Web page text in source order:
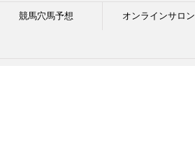
競馬穴馬予想 オンラインサロン